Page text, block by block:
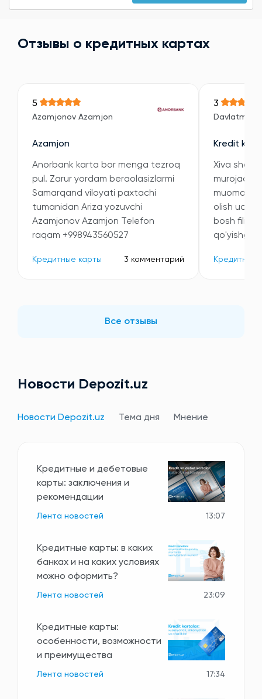
Отзывы о кредитных картах
5
Azamjonov Azamjon
Azamjon
Anorbank karta bor menga tezroq
pul. Zarur yordam beraolasizlarmi
Samarqand viloyati paxtachi
tumanidan Ariza yozuvchi
Azamjonov Azamjon Telefon
raqam +998943560527
Кредитные карты 3 комментарий
3
Kredit
Xiva
murojaat
muomala
olish
bosh filial
Кредитные
Все отзывы
Новости Depozit.uz
Новости Depozit.uz Тема дня Мнение
Кредитные и дебетовые
карты: заключения и
рекомендации
Лента новостей 13:07
Кредитные карты: в каких
банках и на каких условиях
можно оформить?
Лента новостей 23:09
Кредитные карты:
особенности, возможности
и преимущества
Лента новостей 17:34